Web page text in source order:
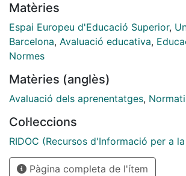
ara vigents, que va aprovar la Junta
Universitat de Barcelona el 14 de juliol
Aquestes normes pretenen respondre
de la formació universitària centrada
continuada ha de constituir un recurs
ajudar el professorat i l'estudiant a
Matèries
Espai Europeu d'Educació Superior,
Barcelona, Avaluació educativa,
Normes
Matèries (anglès)
Avaluació dels aprenentatges,
Col·leccions
RIDOC (Recursos d'Informació per a
Pàgina completa de l'ítem